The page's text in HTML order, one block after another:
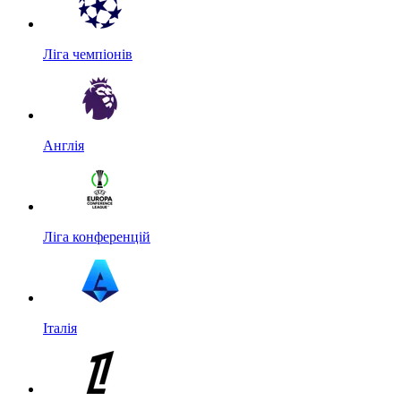
Ліга чемпіонів
Англія
Ліга конференцій
Італія